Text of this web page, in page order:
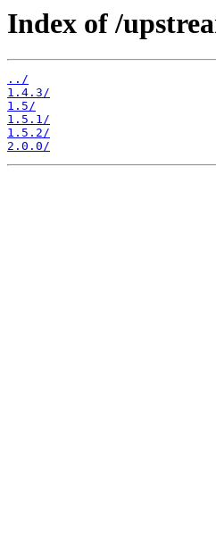
Index of /
../
1.4.3/
1.5/
1.5.1/
1.5.2/
2.0.0/